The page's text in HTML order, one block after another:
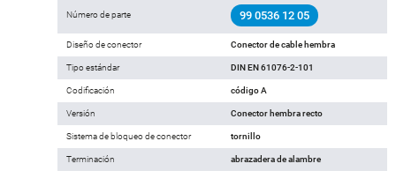
Número de parte 99 0536 12 05
Diseño de conector Conector de cable hembra
Tipo estándar DIN EN 61076-2-101
Codificación código A
Versión Conector hembra recto
Sistema de bloqueo de conector tornillo
Terminación abrazadera de alambre